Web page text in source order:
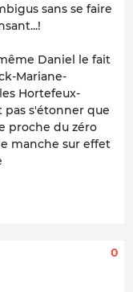
sans se faire
Daniel le fait
Mariane-
Hortefeux-
pas s'étonner que
proche du zéro
manche sur effet
0